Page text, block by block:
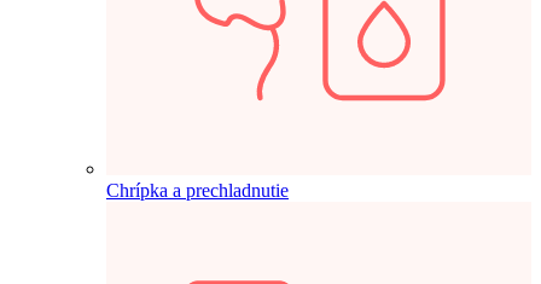
Chrípka a prechladnutie